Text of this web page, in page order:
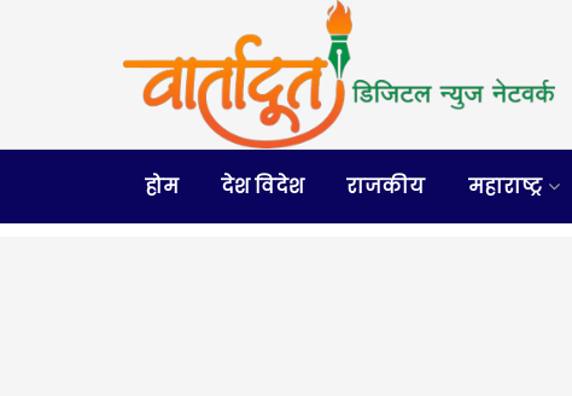
होम देश विदेश राजकीय महाराष्ट्र